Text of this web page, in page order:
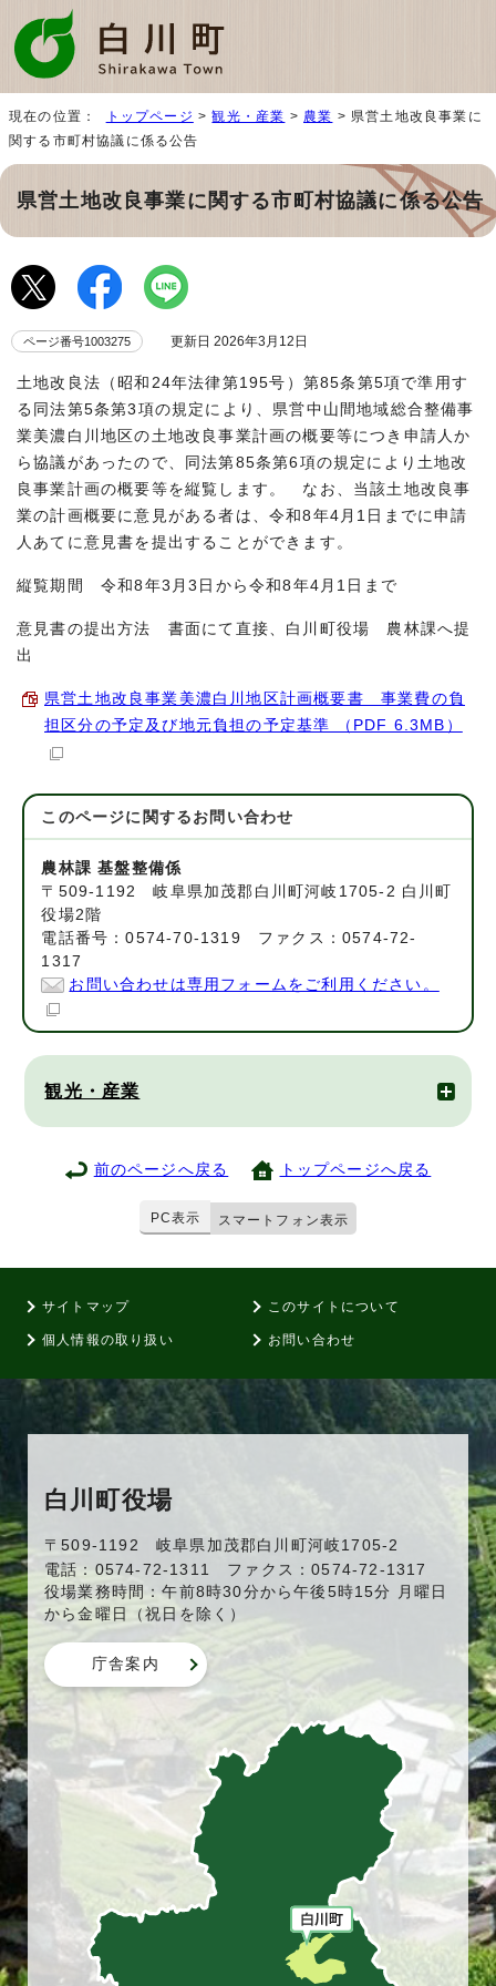
現在の位置： トップページ >観光・産業 > 農業 > 県営土地改良事業に
関する市町村協議に係る公告
県営土地改良事業に関する市町村協議に係る公告
ページ番号1003275 更新日 2026年3月12日
土地改良法（昭和24年法律第195号）第85条第5項で準用す
る同法第5条第3項の規定により、県営中山間地域総合整備事
業美濃白川地区の土地改良事業計画の概要等につき申請人か
ら協議があったので、同法第85条第6項の規定により土地改
良事業計画の概要等を縦覧します。 なお、当該土地改良事
業の計画概要に意見がある者は、令和8年4月1日までに申請
人あてに意見書を提出することができます。
縦覧期間 令和8年3月3日から令和8年4月1日まで
意見書の提出方法 書面にて直接、白川町役場 農林課へ提
出
県営土地改良事業美濃白川地区計画概要書 事業費の負
担区分の予定及び地元負担の予定基準 （PDF 6.3MB）
このページに関する お問い合わせ
農林課 基盤整備係
〒509-1192 岐阜県加茂郡白川町河岐1705-2 白川町
役場2階
電話番号：0574-70-1319 ファクス：0574-72-
1317
お問い合わせは専用フォームをご利用ください。
観光・産業
前のページへ戻る トップページへ戻る
PC表示 スマートフォン表示
サイトマップ このサイトについて
個人情報の取り扱い お問い合わせ
白川町役場
〒509-1192 岐阜県加茂郡白川町河岐1705-2
電話：0574-72-1311 ファクス：0574-72-1317
役場業務時間：午前8時30分から午後5時15分 月曜日
から金曜日（祝日を除く）
庁舎案内